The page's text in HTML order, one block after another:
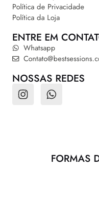
Política de Privacidade
Política da Loja
ENTRE EM
Whatsapp
NOSSAS REDES
FORMAS